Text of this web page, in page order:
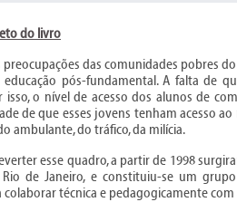
do livro
das comunidades pobres
pós-fundamental. A falta de
isso, o nível de acesso dos alunos de
de que esses jovens tenham acesso
ambulante, do tráfico, da milícia.
esse quadro, a partir de 1998
de Janeiro, e constituiu-se um
técnica e pedagogicamente com